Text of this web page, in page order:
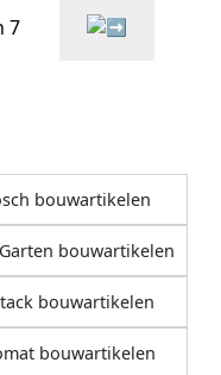
7
bouwartikelen
bouwartikelen
bouwartikelen
bouwartikelen